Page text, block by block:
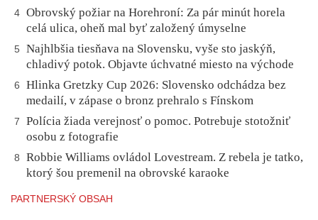
4 Obrovský požiar na Horehroní: Za pár minút horela
celá ulica, oheň mal byť založený úmyselne
5
Najhlbšia tiesňava na Slovensku, vyše sto jaskýň,
chladivý potok. Objavte úchvatné miesto na východe
6
Hlinka Gretzky Cup 2026: Slovensko odchádza bez
medailí, v zápase o bronz prehralo s Fínskom
7
Polícia žiada verejnosť o pomoc. Potrebuje stotožniť
osobu z fotografie
8
Robbie Williams ovládol Lovestream. Z rebela je tatko,
ktorý šou premenil na obrovské karaoke
PARTNERSKÝ OBSAH